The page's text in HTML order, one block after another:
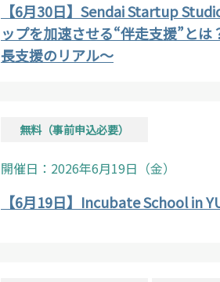
【6月30日】Sendai Startup
ップを加速させる“伴走支援”と
長支援のリアル〜
無料（事前申込必要）
開催日：2026年6月19日（金）
【6月19日】Incubate School in